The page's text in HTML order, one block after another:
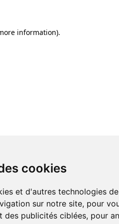
cookies
et d'autres technologies
sur notre site, pour
des publicités ciblées, pour
information).